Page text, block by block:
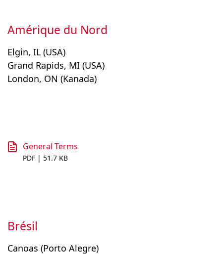
Amérique du Nord
Elgin, IL (USA)
Grand Rapids, MI (USA)
London, ON (Kanada)
General Terms
PDF | 51.7 KB
Brésil
Canoas (Porto Alegre)